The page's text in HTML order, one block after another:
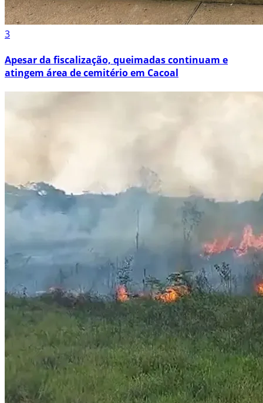
3
Apesar da fiscalização, queimadas continuam e
atingem área de cemitério em Cacoal